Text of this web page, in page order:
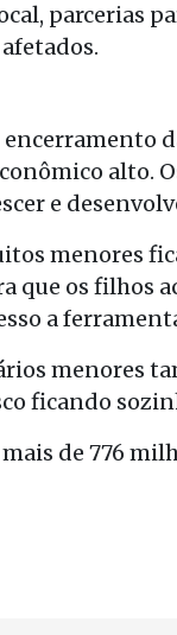
parcerias
encerramento
alto.
e
menores
que os filhos
a
menores
ficando
de 776